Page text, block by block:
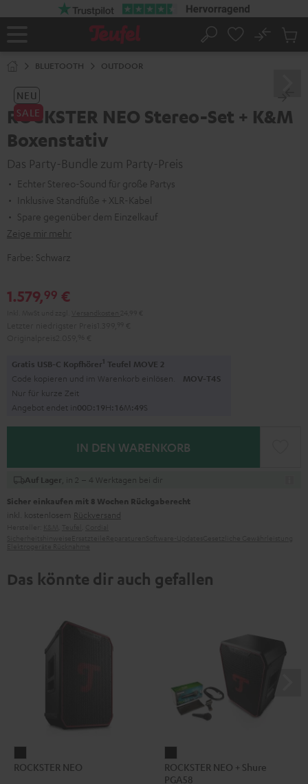
Startseite
Suche
No
BLUETOOTH OUTDOOR
NEU
SALE
ROCKSTER NEO Stereo-Set + K&M
Boxenstativ
Das Party-Bundle zum Party-Preis
Echter Stereo-Sound für große Partys
Inklusive Standfüße + XLR-Kabel
Spare gegenüber dem Einzelkauf
Zeige mir mehr
Farbe: Schwarz
1.579,99 €
Gratis USB-C Kopfhörer1 Teufel MOVE 2
Code kopieren und im Warenkorb einlösen. MOV-T4S
Nur für kurze Zeit
Angebot endet in00D:19H:16M:48S
IN DEN WARENKORB
Auf Lager , in 2 – 4 Werktagen bei dir
Sicher einkaufen mit 8 Wochen Rückgaberecht
inkl. kostenlosem Rückversand
Das könnte dir auch gefallen
NEO
ROCKSTER NEO
NEO
ROCKSTER NEO + Shure
PGA58